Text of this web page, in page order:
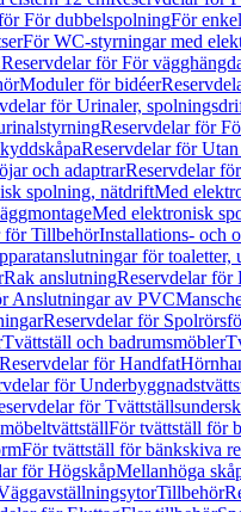
För dubbelspolningFör
För WC-styrningar med
Reservdelar för För
Moduler för bidéer
för Urinaler,
Reservdelar för
Reservdelar för
och adaptrarReservdelar
spolning, nätdriftMed
Med elektronisk
för TillbehörInstallations- och
för toaletter,
Rak anslutningReservdelar för
Anslutningar av PVC
Reservdelar för
Tvättställ och badrumsmöbler
Reservdelar för Handfat
för
för
För tvättställ för
För tvättställ för bänkskiva
för HögskåpMellanhöga
Tillbehör